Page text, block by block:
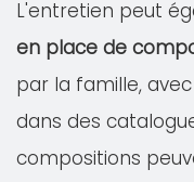
L'entretien peut
en place de
par la famille,
dans des
compositions